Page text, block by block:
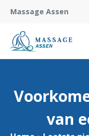
Massage Assen
van